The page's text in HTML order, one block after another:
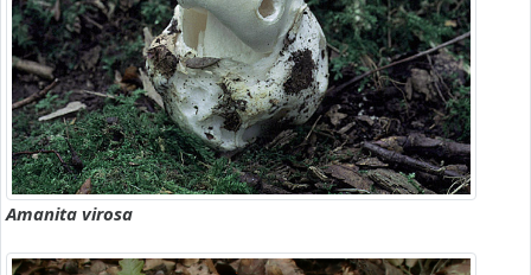
Amanita virosa